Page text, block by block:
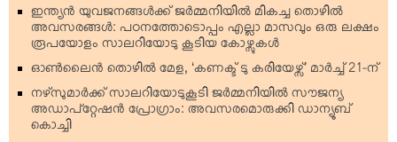
ഇന്ത്യന്‍ യുവജനങ്ങള്‍ക്ക് ജര്‍മ്മനിയില്‍ മികച്ച തൊഴില്‍
അവസരങ്ങള്‍: പഠനത്തോടൊപ്പം എല്ലാ മാസവും ഒരു ലക്ഷം
രൂപയോളം സാലറിയോടു കൂടിയ കോഴ്സുകള്‍
ഓണ്‍ലൈന്‍ തൊഴില്‍ മേള, ‘കണക്ട് ടു കരിയേഴ്സ്’ മാര്‍ച്ച് 21-ന്
നഴ്‌സുമാര്‍ക്ക് സാലറിയോടുകൂടി ജര്‍മ്മനിയില്‍ സൗജന്യ
അഡാപ്റ്റേഷന്‍ പ്രോഗ്രാം: അവസരമൊരുക്കി ഡാന്യൂബ്
കൊച്ചി